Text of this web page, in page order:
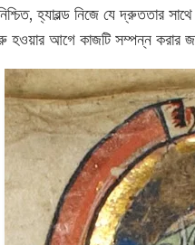
হ্যারল্ড নিজে যে দ্রুততার
হওয়ার আগে কাজটি সম্পন্ন করার